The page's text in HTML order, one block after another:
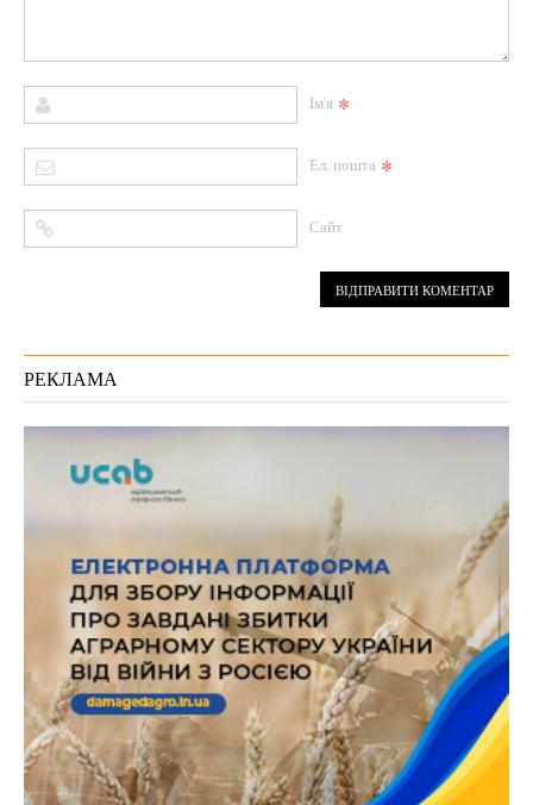
Ім'я *
Ел. пошта *
Сайт
РЕКЛАМА